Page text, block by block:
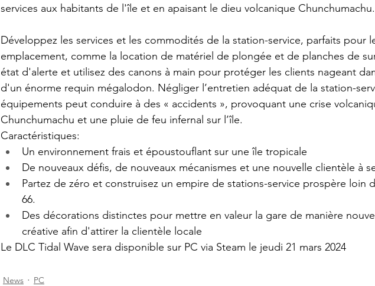
services aux habitants de l'île et en apaisant le dieu volcanique Chunchumachu.
Développez les services et les commodités de la station-service, parfaits pour
emplacement, comme la location de matériel de plongée et de planches de
état d'alerte et utilisez des canons à main pour protéger les clients nageant
d'un énorme requin mégalodon. Négliger l’entretien adéquat de la station-
équipements peut conduire à des « accidents », provoquant une crise
Chunchumachu et une pluie de feu infernal sur l’île.
Caractéristiques:
Un environnement frais et époustouflant sur une île tropicale
De nouveaux défis, de nouveaux mécanismes et une nouvelle clientèle à
Partez de zéro et construisez un empire de stations-service prospère loin
66.
Des décorations distinctes pour mettre en valeur la gare de manière
créative afin d'attirer la clientèle locale
Le DLC Tidal Wave sera disponible sur PC via Steam le jeudi 21 mars 2024
News PC